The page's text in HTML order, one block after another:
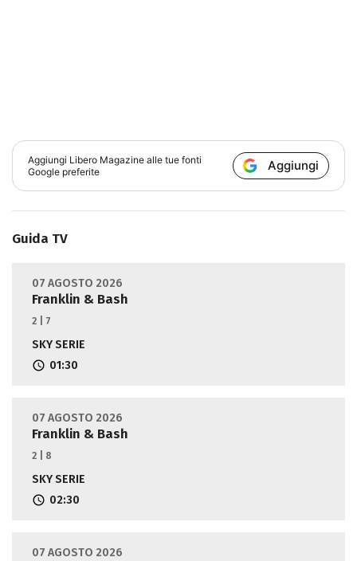
Aggiungi Libero Magazine alle tue fonti
Google preferite
Aggiungi
Guida TV
07 AGOSTO 2026
Franklin & Bash
2 | 7
SKY SERIE
01:30
07 AGOSTO 2026
Franklin & Bash
2 | 8
SKY SERIE
02:30
07 AGOSTO 2026